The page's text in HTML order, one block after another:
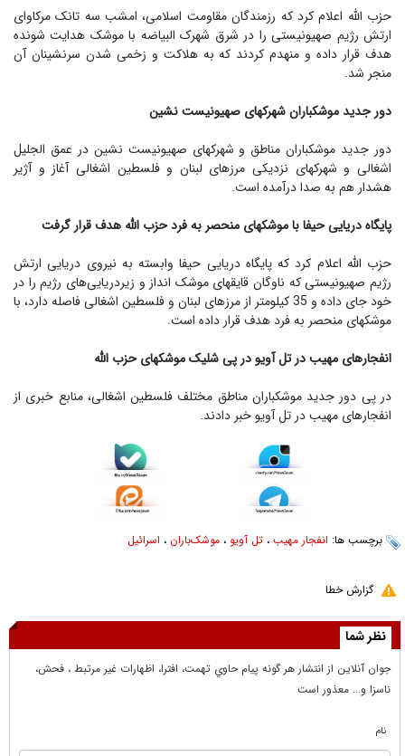
حزب الله اعلام کرد که رزمندگان مقاومت اسلامی، امشب سه تانک مرکاوای
ارتش رژیم صهیونیستی را در شرق شهرک البیاضه با موشک هدایت شونده
هدف قرار داده و منهدم کردند که به هلاکت و زخمی شدن سرنشینان آن
منجر شد.
دور جدید موشکباران شهرکهای صهیونیست نشین
دور جدید موشکباران مناطق و شهرکهای صهیونیست نشین در عمق الجلیل
اشغالی و شهرکهای نزدیکی مرزهای لبنان و فلسطین اشغالی آغاز و آژیر
هشدار هم به صدا درآمده است.
پایگاه دریایی حیفا با موشکهای منحصر به فرد حزب الله هدف قرار گرفت
حزب الله اعلام کرد که پایگاه دریایی حیفا وابسته به نیروی دریایی ارتش
رژیم صهیونیستی که ناوگان قایقهای موشک انداز و زیردریایی‌های رژیم را در
خود جای داده و 35 کیلومتر از مرزهای لبنان و فلسطین اشغالی فاصله دارد، با
موشکهای منحصر به فرد هدف قرار داده است.
انفجارهای مهیب در تل آویو در پی شلیک موشکهای حزب الله
در پی دور جدید موشکباران مناطق مختلف فلسطین اشغالی، منابع خبری از
انفجارهای مهیب در تل آویو خبر دادند.
برچسب ها: انفجار مهیب ، تل آویو ، موشک‌باران ، اسرائیل
گزارش خطا
نظر شما
جوان آنلاين از انتشار هر گونه پيام حاوي تهمت، افترا، اظهارات غير مرتبط ، فحش،
ناسزا و... معذور است
نام